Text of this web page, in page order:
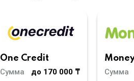
One Credit
Сумма
до 170 000 ₸
Сумма